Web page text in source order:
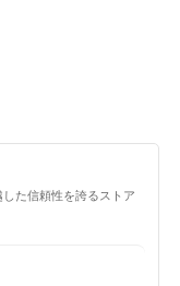
た信頼性を誇るストア